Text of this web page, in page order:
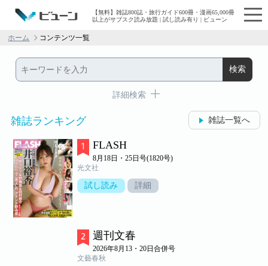
【無料】雑誌800誌・旅行ガイド600冊・漫画65,000冊
以上がサブスク読み放題 | 試し読み有り | ビューン
ホーム コンテンツ一覧
詳細検索
雑誌ランキング 雑誌一覧へ
FLASH
8月18日・25日号(1820号)
光文社
試し読み 詳細
週刊文春
2026年8月13・20日合併号
文藝春秋